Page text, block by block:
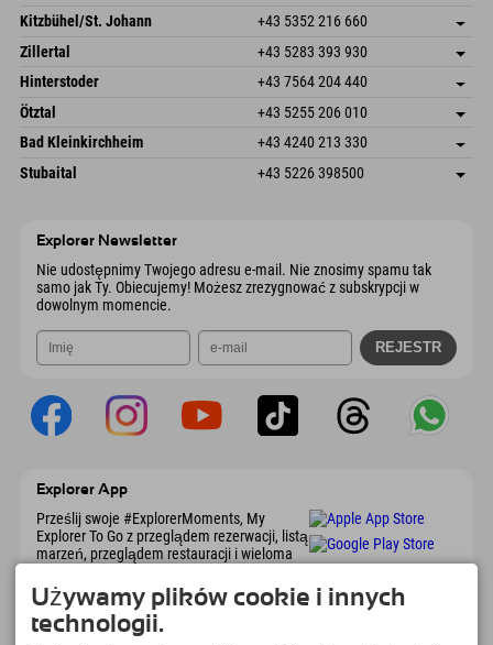
Dorfstr. 127b
6793 Gaschurn/Montafon
Austria
Zapisz adres
Książka
Kitzbühel/St. Johann +43 5352 216 660
Speckbacherstraße 87
6380 St. Johann in Tirol
Austria
Zapisz adres
Informacje o przyjeździe
Książka
Zillertal +43 5283 393 930
Schmiedau 2
Austria
Zapisz adres
Książka
Hinterstoder +43 7564 204 440
Freizeitpark 10
4573 Hinterstoder
Austria
Zapisz adres
Informacje o przyjeździe
Książka
Ötztal +43 5255 206 010
Gscheat 14
Austria
Zapisz adres
Książka
Bad Kleinkirchheim +43 4240 213 330
Dorfstraße 24
9546 Bad Kleinkirchheim
Zapisz adres
Informacje o przyjeździe
Stubaital +43 5226 398500
Explorer Newsletter
Nie udostępnimy Twojego adresu e-mail. Nie znosimy spamu tak
samo jak Ty. Obiecujemy! Możesz zrezygnować z subskrypcji w
dowolnym momencie.
Explorer App
Prześlij swoje #ExplorerMoments, My
Explorer To Go z przeglądem rezerwacji, listą
marzeń, przeglądem restauracji i wieloma
Czas na chwile odkrywcy
Używamy plików cookie i innych
technologii.